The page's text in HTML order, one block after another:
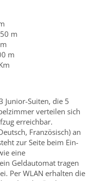
m
m
Junior-Suiten, die 5
verteilen sich
erreichbar.
Französisch) an
zur Seite beim Ein-
eine
Geldautomat tragen
Per WLAN erhalten die